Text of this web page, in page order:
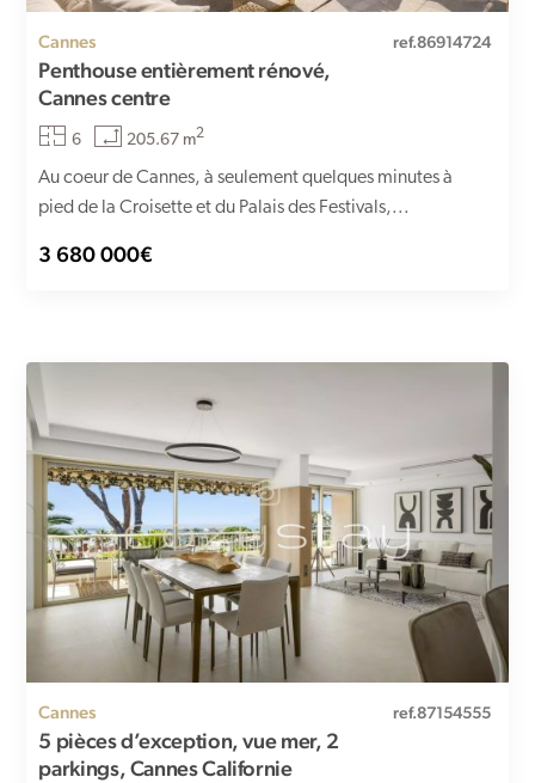
Cannes ref.86914724
Penthouse entièrement rénové,
Cannes centre
6 205.67 m2
Au coeur de Cannes, à seulement quelques minutes à
pied de la Croisette et du Palais des Festivals,...
3 680 000€
Cannes ref.87154555
5 pièces d’exception, vue mer, 2
parkings, Cannes Californie